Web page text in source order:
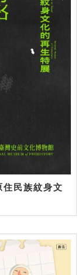
住民族紋身文